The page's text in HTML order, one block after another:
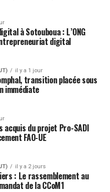
à Sotouboua : L’ONG
digital
il y a 1 jour
transition placée sous
immédiate
acquis du projet Pro-SADI
FAO-UE
il y a 2 jours
: Le rassemblement au
de la CCoM1